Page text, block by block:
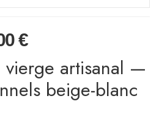
€
vierge artisanal —
beige-blanc